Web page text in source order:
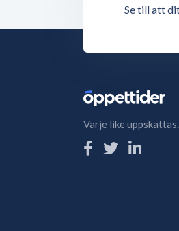
Se till att
Varje like uppskattas.